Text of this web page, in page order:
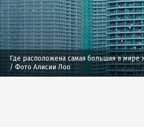
Где расположена самая большая в мире
/ Фото Алисии Лоо